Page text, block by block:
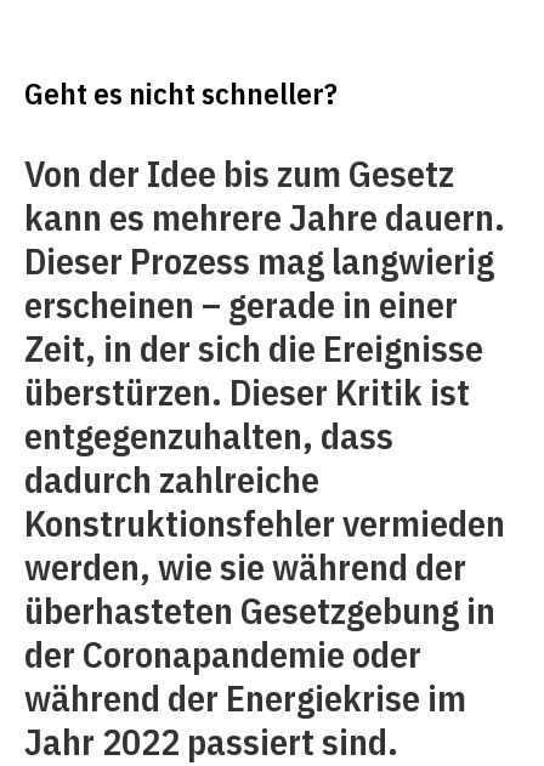
Geht es nicht schneller?
Von der Idee bis zum Gesetz
kann es mehrere Jahre dauern.
Dieser Prozess mag langwierig
erscheinen – gerade in einer
Zeit, in der sich die Ereignisse
überstürzen. Dieser Kritik ist
entgegenzuhalten, dass
dadurch zahlreiche
Konstruktionsfehler vermieden
werden, wie sie während der
überhasteten Gesetzgebung in
der Coronapandemie oder
während der Energiekrise im
Jahr 2022 passiert sind.